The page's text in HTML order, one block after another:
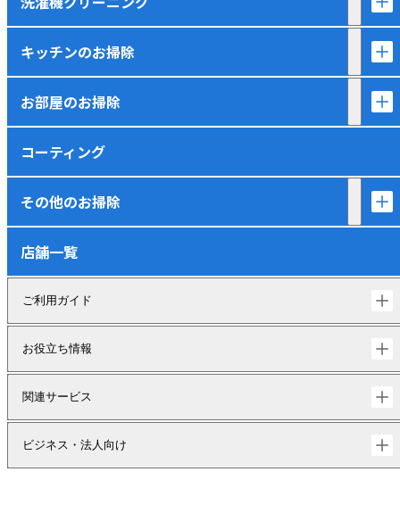
キッチンのお掃除
お部屋のお掃除
コーティング
その他のお掃除
店舗一覧
ご利用ガイド
お役立ち情報
関連サービス
ビジネス・法人向け